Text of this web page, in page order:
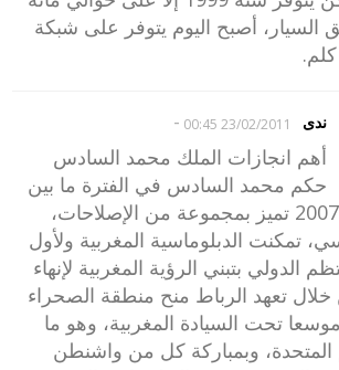
السيار، أصبح اليوم يتوفر على شبكة
ندى 23/02/2011 00:45
-
أهم انجازات الملك محمد السادس
حكم محمد السادس في الفترة ما بين
يوليو 2006 ويوليو 2007 تميز بمجموعة من الإصلاحات،
تمكنت الدبلوماسية المغربية ولأول
الدولي بتبني الرؤية المغربية لإنهاء
تعهد الرباط منح منطقة الصحراء
موسعا تحت السيادة المغربية، وهو ما
وبمباركة كل من واشنطن